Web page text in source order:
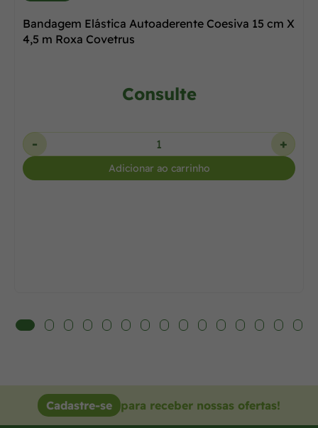
Bandagem Elástica Autoaderente Coesiva 15 cm X
4,5 m Roxa Covetrus
Consulte
- +
Adicionar ao carrinho
Cadastre-se para receber nossas ofertas!